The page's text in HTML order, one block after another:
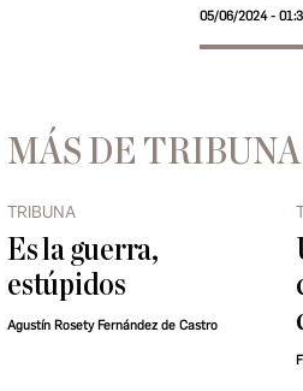
05/06/2024 -
MÁS DE TRIBUNA
TRIBUNA
Es la guerra,
estúpidos
Agustín Rosety Fernández de Castro